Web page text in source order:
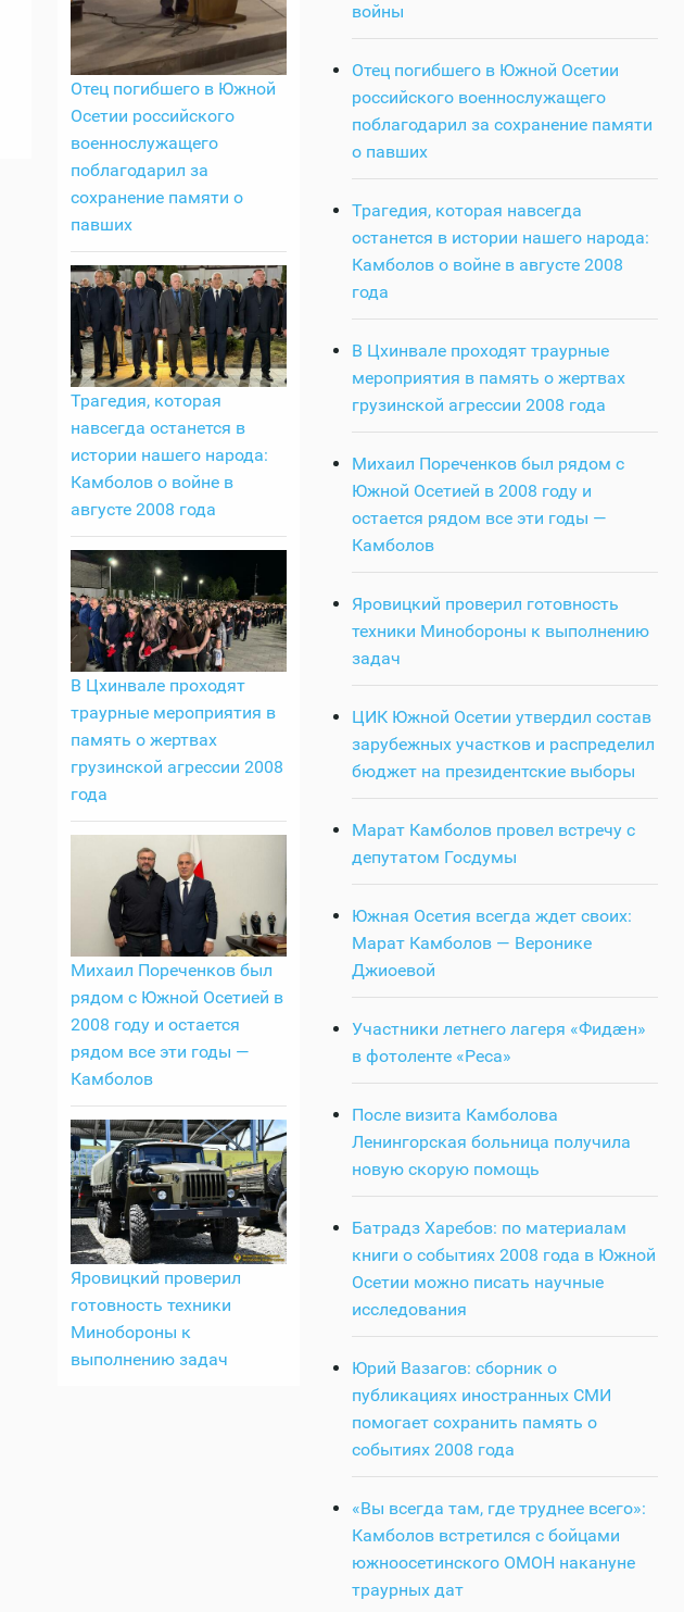
Отец погибшего в Южной
Осетии российского
военнослужащего
поблагодарил за
сохранение памяти о
павших
Трагедия, которая
навсегда останется в
истории нашего народа:
Камболов о войне в
августе 2008 года
В Цхинвале проходят
траурные мероприятия в
память о жертвах
грузинской агрессии 2008
года
Михаил Пореченков был
рядом с Южной Осетией в
2008 году и остается
рядом все эти годы —
Камболов
Яровицкий проверил
готовность техники
Минобороны к
выполнению задач
войны
Отец погибшего в Южной Осетии
российского военнослужащего
поблагодарил за сохранение памяти
о павших
Трагедия, которая навсегда
останется в истории нашего народа:
Камболов о войне в августе 2008
года
В Цхинвале проходят траурные
мероприятия в память о жертвах
грузинской агрессии 2008 года
Михаил Пореченков был рядом с
Южной Осетией в 2008 году и
остается рядом все эти годы —
Камболов
Яровицкий проверил готовность
техники Минобороны к выполнению
задач
ЦИК Южной Осетии утвердил состав
зарубежных участков и распределил
бюджет на президентские выборы
Марат Камболов провел встречу с
депутатом Госдумы
Южная Осетия всегда ждет своих:
Марат Камболов — Веронике
Джиоевой
Участники летнего лагеря «Фидӕн»
в фотоленте «Реса»
После визита Камболова
Ленингорская больница получила
новую скорую помощь
Батрадз Харебов: по материалам
книги о событиях 2008 года в Южной
Осетии можно писать научные
исследования
Юрий Вазагов: сборник о
публикациях иностранных СМИ
помогает сохранить память о
событиях 2008 года
«Вы всегда там, где труднее всего»:
Камболов встретился с бойцами
южноосетинского ОМОН накануне
траурных дат